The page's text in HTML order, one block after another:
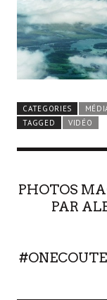
CATEGORIES
TAGGED
VIDÉO
PHOTOS
PAR